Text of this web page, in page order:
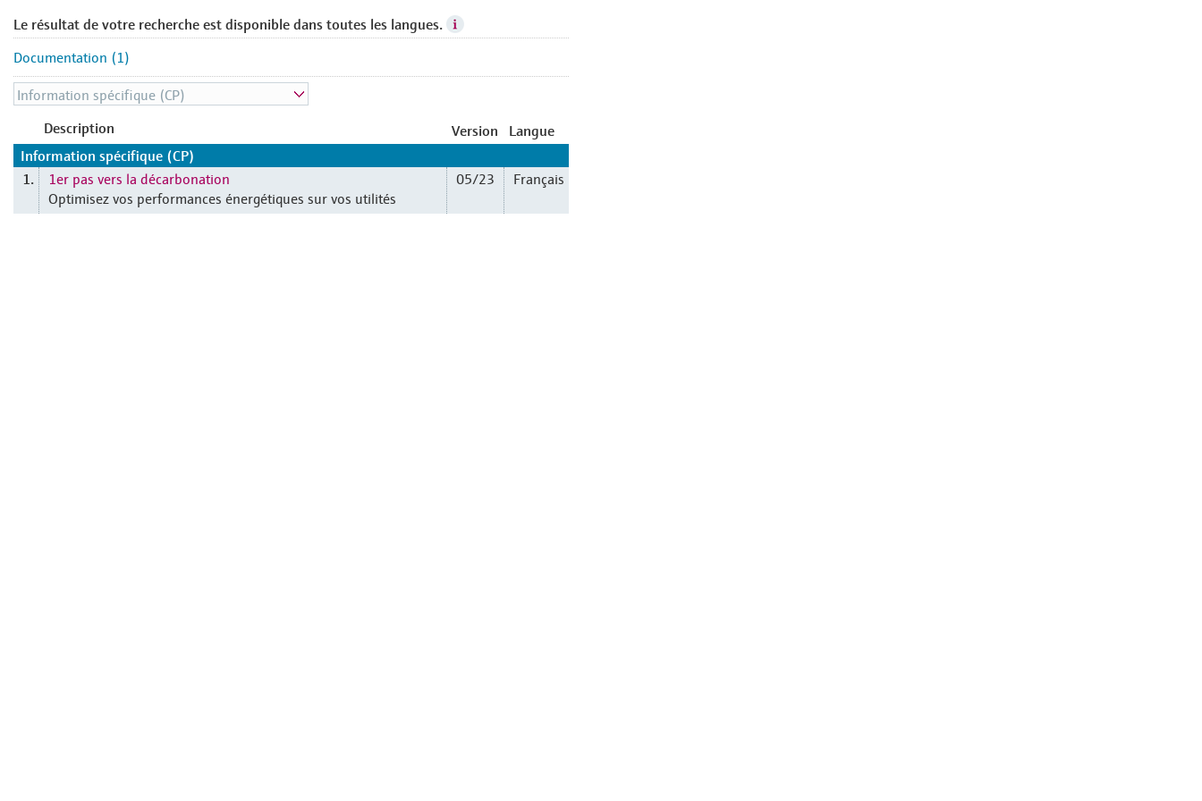
Le résultat de votre recherche est disponible dans toutes les langues.
Documentation (1)
Description Version
Langue
Information spécifique (CP)
1.
1er pas vers la décarbonation
Optimisez vos performances énergétiques sur vos utilités
05/23 Français